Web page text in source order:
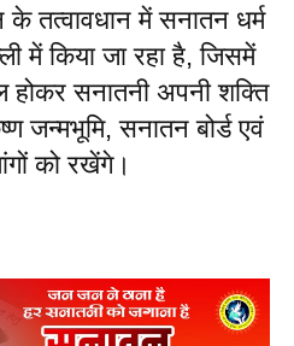
तत्वावधान में सनातन धर्म
में किया जा रहा है, जिसमें
होकर सनातनी अपनी शक्ति
जन्मभूमि, सनातन बोर्ड एवं
को रखेंगे।